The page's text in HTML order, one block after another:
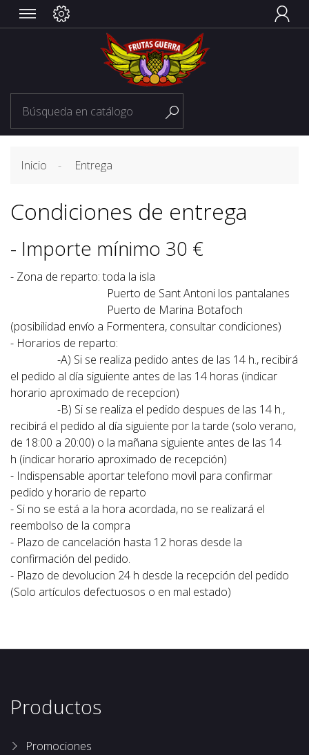


Inicio Entrega
Condiciones de entrega
- Importe mínimo 30 €
- Zona de reparto: toda la isla
Puerto de Sant Antoni los pantalanes
Puerto de Marina Botafoch
(posibilidad envío a Formentera, consultar condiciones)
- Horarios de reparto:
-A) Si se realiza pedido antes de las 14 h., recibirá
el pedido al día siguiente antes de las 14 horas (indicar
horario aproximado de recepcion)
-B) Si se realiza el pedido despues de las 14 h.,
recibirá el pedido al día siguiente por la tarde (solo verano,
de 18:00 a 20:00) o la mañana siguiente antes de las 14
h (indicar horario aproximado de recepción)
- Indispensable aportar telefono movil para confirmar
pedido y horario de reparto
- Si no se está a la hora acordada, no se realizará el
reembolso de la compra
- Plazo de cancelación hasta 12 horas desde la
confirmación del pedido.
- Plazo de devolucion 24 h desde la recepción del pedido
(Solo artículos defectuosos o en mal estado)
Productos
Promociones